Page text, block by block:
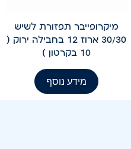
מיקרופייבר תפזורת לשיש
30/30 ארוז 12 בחבילה ירוק (
10 בקרטון )
מידע נוסף